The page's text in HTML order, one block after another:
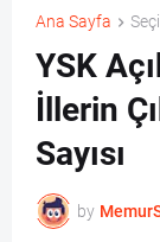
Ana Sayfa
YSK
İllerin
Sayısı
by